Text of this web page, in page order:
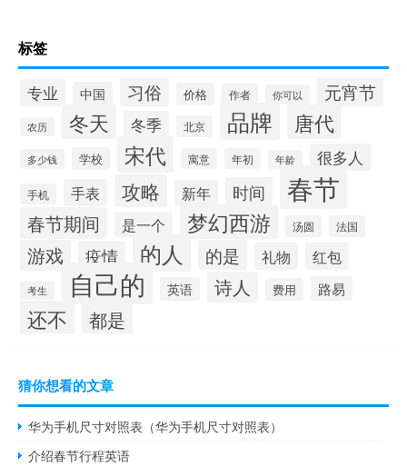
标签
专业 中国 习俗 价格 作者 你可以 元宵节
农历 冬天 冬季 北京 品牌 唐代
多少钱 学校 宋代 寓意 年初 年龄 很多人
手机 手表 攻略 新年 时间 春节
春节期间 是一个 梦幻西游 汤圆 法国
游戏 疫情 的人 的是 礼物 红包
考生 自己的 英语 诗人 费用 路易
还不 都是
猜你想看的文章
华为手机尺寸对照表（华为手机尺寸对照表）
介绍春节行程英语